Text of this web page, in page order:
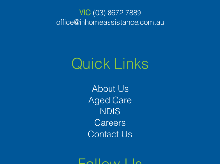
VIC (03) 8672 7889
office@inhomeassistance.com.au
Quick Links
About Us
Aged Care
NDIS
Careers
Contact Us